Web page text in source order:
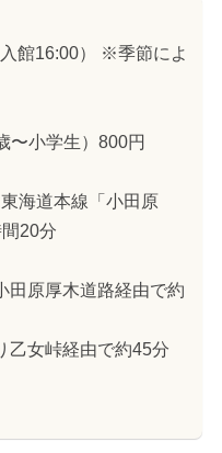
館16:00） ※季節によ
〜小学生）800円
海道本線「小田原
20分
田原厚木道路経由で約
乙女峠経由で約45分